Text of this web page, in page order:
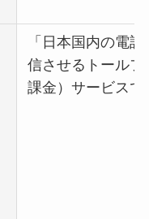
「日本国内の電
信させるトールフ
課金）サービスで